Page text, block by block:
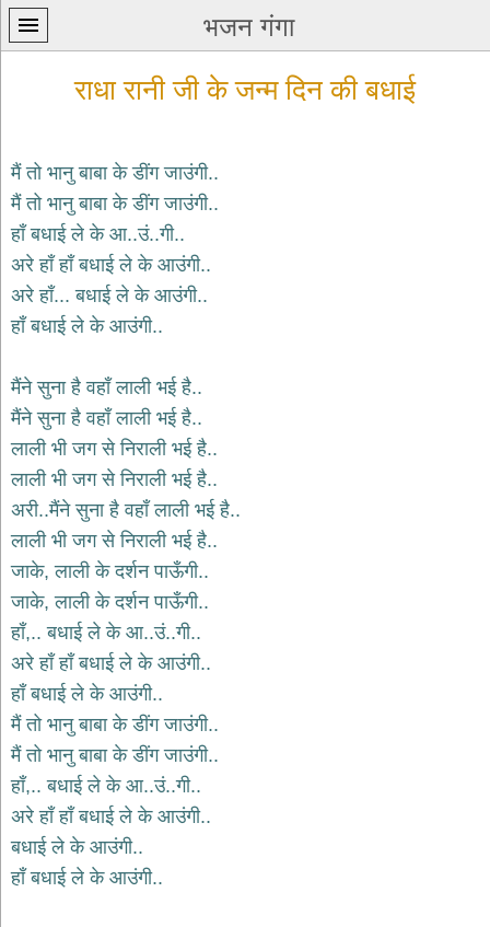
भजन गंगा
प्रथम
पन्ना
home
कृष्ण
भजन
krishna
शिव
भजन
shiv
bhajans
हनुमान
भजन
hanuman
bhajans
साईं
भजन
bhajans
जैन
भजन
jain
bhajans
भजन
durga
bhajans
गणेश
भजन
राधा रानी जी के जन्म दिन की बधाई
मैं तो भानु बाबा के डींग जाउंगी..
मैं तो भानु बाबा के डींग जाउंगी..
हाँ बधाई ले के आ..उं..गी..
अरे हाँ हाँ बधाई ले के आउंगी..
अरे हाँ... बधाई ले के आउंगी..
हाँ बधाई ले के आउंगी..
मैंने सुना है वहाँ लाली भई है..
मैंने सुना है वहाँ लाली भई है..
लाली भी जग से निराली भई है..
लाली भी जग से निराली भई है..
अरी..मैंने सुना है वहाँ लाली भई है..
लाली भी जग से निराली भई है..
जाके, लाली के दर्शन पाऊँगी..
जाके, लाली के दर्शन पाऊँगी..
हाँ,.. बधाई ले के आ..उं..गी..
अरे हाँ हाँ बधाई ले के आउंगी..
हाँ बधाई ले के आउंगी..
मैं तो भानु बाबा के डींग जाउंगी..
मैं तो भानु बाबा के डींग जाउंगी..
हाँ,.. बधाई ले के आ..उं..गी..
अरे हाँ हाँ बधाई ले के आउंगी..
बधाई ले के आउंगी..
हाँ बधाई ले के आउंगी..